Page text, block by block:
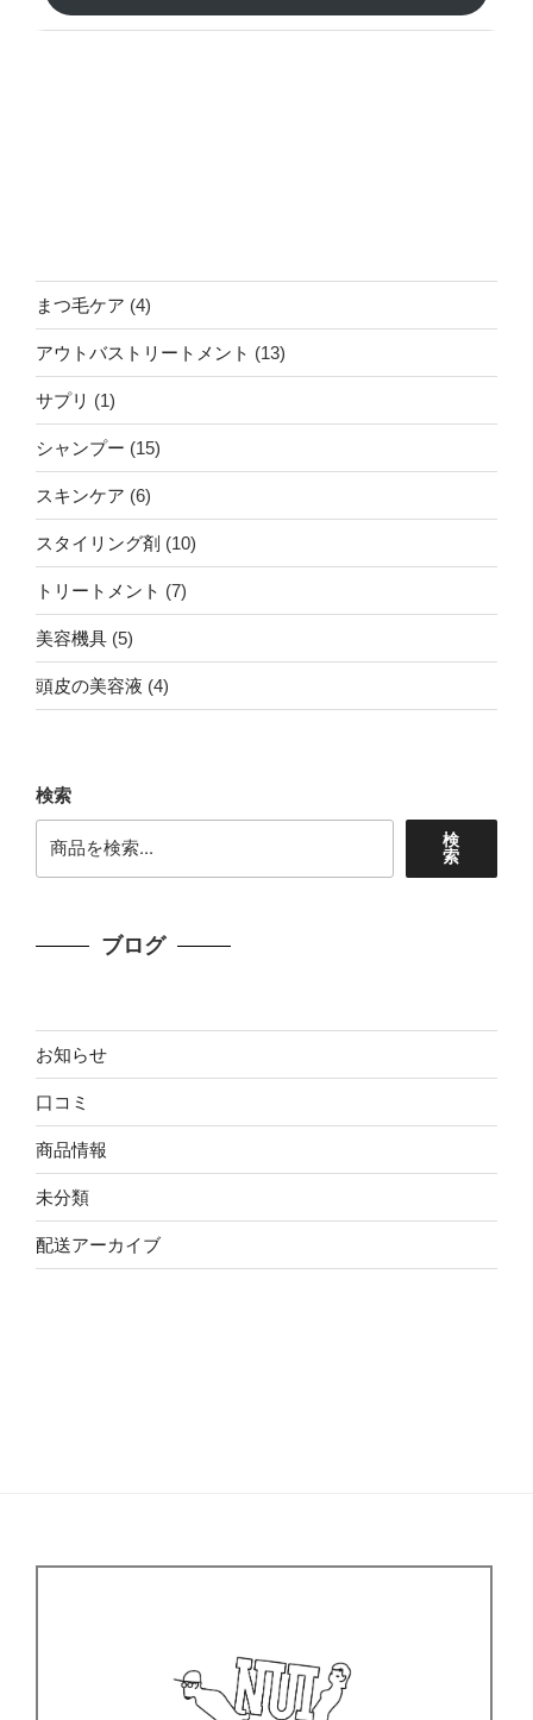
まつ毛ケア 44
個
の
アウトバストリートメント 1313
個
サプリ 11
個
商
シャンプー 1515
個
商
スキンケア 66
個
の
商
スタイリング剤 1010
個
トリートメント 77
個
美容機具 55
個
の
頭皮の美容液 44
個
検索
検
索
ブログ
お知らせ
口コミ
商品情報
未分類
配送アーカイブ